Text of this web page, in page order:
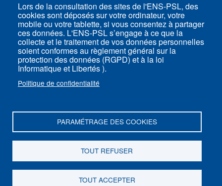
Lors de la consultation des sites de l'ENS-PSL, des
cookies sont déposés sur votre ordinateur, votre
mobile ou votre tablette, si vous consentez à partager
ces données. L'ENS-PSL s’engage à ce que la
collecte et le traitement de vos données personnelles
soient conformes au règlement général sur la
protection des données (RGPD) et à la loi
Informatique et Libertés ).
Politique de confidentialité
PARAMÉTRAGE DES COOKIES
TOUT REFUSER
TOUT ACCEPTER
ENS-PSL Physique
Plan du site
Mentions légales
Politique de confidentialité
ENS-PSL Département de physique - 24, rue
Lhomond 75005 Paris - France
Suivez-nous sur Youtube